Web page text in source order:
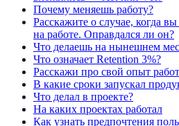
Почему меняешь работу?
Расскажите о случае, когда
на работе. Оправдался ли он?
Что делаешь на нынешнем
Что означает Retention 3%?
Расскажи про свой опыт
В какие сроки запускал
Что делал в проекте?
На каких проектах работал
Как узнать предпочтения